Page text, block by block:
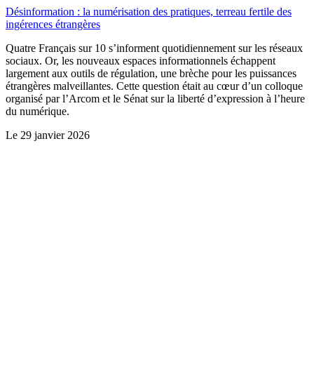
Désinformation : la numérisation des pratiques, terreau fertile des
ingérences étrangères
Quatre Français sur 10 s’informent quotidiennement sur les réseaux
sociaux. Or, les nouveaux espaces informationnels échappent
largement aux outils de régulation, une brèche pour les puissances
étrangères malveillantes. Cette question était au cœur d’un colloque
organisé par l’Arcom et le Sénat sur la liberté d’expression à l’heure
du numérique.
Le 29 janvier 2026